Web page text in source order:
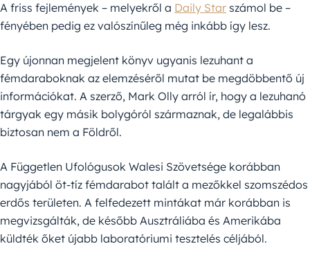
A friss fejlemények – melyekről a Daily Star számol be –
fényében pedig ez valószínűleg még inkább így lesz.
Egy újonnan megjelent könyv ugyanis lezuhant a
fémdaraboknak az elemzéséről mutat be megdöbbentő új
információkat. A szerző, Mark Olly arról ír, hogy a lezuhanó
tárgyak egy másik bolygóról származnak, de legalábbis
biztosan nem a Földről.
A Független Ufológusok Walesi Szövetsége korábban
nagyjából öt-tíz fémdarabot talált a mezőkkel szomszédos
erdős területen. A felfedezett mintákat már korábban is
megvizsgálták, de később Ausztráliába és Amerikába
küldték őket újabb laboratóriumi tesztelés céljából.